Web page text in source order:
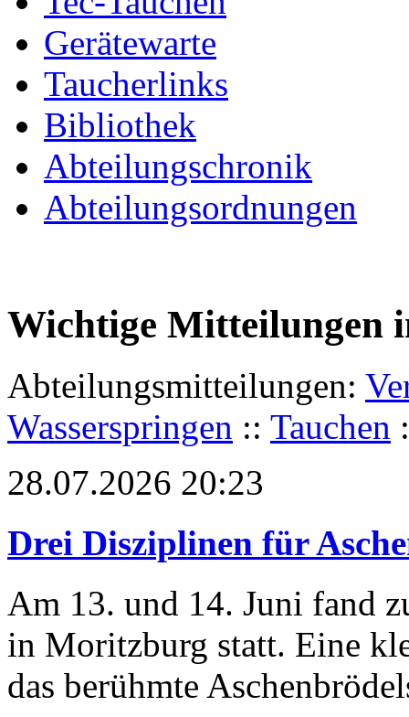
Gerätewarte
Taucherlinks
Bibliothek
Abteilungschronik
Abteilungsordnungen
Wichtige Mitteilungen
Abteilungsmitteilungen:
Wasserspringen :: Tauchen
28.07.2026 20:23
Drei Disziplinen für
Am 13. und 14. Juni fand
in Moritzburg statt. Eine
das berühmte